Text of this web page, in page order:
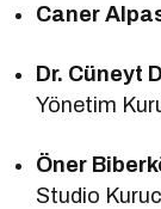
Caner
Dr. Cüneyt
Yönetim
Öner
Studio